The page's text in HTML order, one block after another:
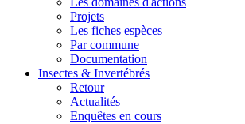
Projets
Les fiches espèces
Par commune
Documentation
Insectes & Invertébrés
Retour
Actualités
Enquêtes en cours